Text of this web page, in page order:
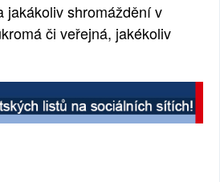
jakákoliv shromáždění v
či veřejná, jakékoliv